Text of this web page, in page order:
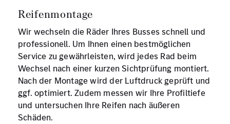
Reifenmontage
Wir wechseln die Räder Ihres Busses schnell und
professionell. Um Ihnen einen bestmöglichen
Service zu gewährleisten, wird jedes Rad beim
Wechsel nach einer kurzen Sichtprüfung montiert.
Nach der Montage wird der Luftdruck geprüft und
ggf. optimiert. Zudem messen wir Ihre Profiltiefe
und untersuchen Ihre Reifen nach äußeren
Schäden.